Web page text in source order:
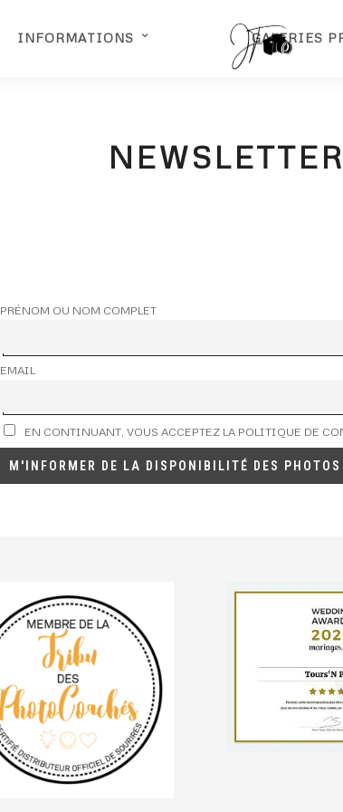
INFORMATIONS GALERIES
NEWSLETTER
PRÉNOM OU NOM COMPLET
EMAIL
EN CONTINUANT, VOUS ACCEPTEZ LA POLITIQUE DE